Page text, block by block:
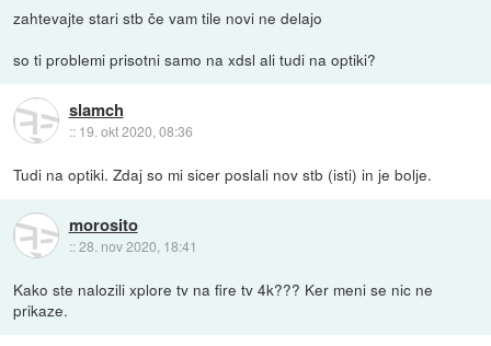
zahtevajte stari stb če vam tile novi ne delajo
so ti problemi prisotni samo na xdsl ali tudi na optiki?
slamch
:: 19. okt 2020, 08:36
Tudi na optiki. Zdaj so mi sicer poslali nov stb (isti) in je bolje.
morosito
::28. nov 2020, 18:41
Kako ste nalozili xplore tv na fire tv 4k??? Ker meni se nic ne
prikaze.